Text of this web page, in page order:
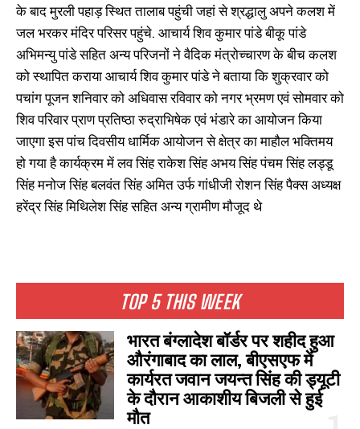
तेतरिया गांव में श्री विश्वनाथ मंदिर के
प्राण प्रतिष्ठा और रुद्र महायज्ञ को
लेकर निकाली गई भव्य कलश यात्रा
February 10, 2022
In "औरंगाबाद"
तेतरिया गांव में श्री विश्वनाथ मंदिर की
प्राण प्रतिष्ठा सह रूद्र महायज्ञ को
लेकर निकाली गई भव्य कलश यात्रा
मदनपुरप्रखंड के पिरथु पंचायत के
तेतरिया गांव में श्री विश्वनाथ मंदिर की
प्राण प्रतिष्ठा सह रूद्र महायज्ञ को
लेकर गुरुवार को श्रद्धालुओं ने भव्य
कलश शोभायात्रा निकाली. आचार्य
ब्राह्मणों ने अहले सुबह से ही विधि
विधान के साथ कलश पूजन करा कलश
यात्रा का शुभारंभ कराया. बैंड बाजे घोड़ा
ओम…
February 10, 2022
Similar post
In "औरंगाबाद"
TOP 5 THIS WEEK
भारत बंग्लादेश बॉर्डर पर शहीद हुआ
औरंगाबाद का लाल, बीएसएफ में
कार्यरत जवान जयन्त सिंह की ड्यूटी
के दौरान आकाशीय बिजली से हुई
मौत
के बाद मुरली पहाड़ स्थित तालाब पहुंची जहां से श्रद्धालु अपने कलश में
जल भरकर मंदिर परिसर पहुंचे. आचार्य शिव कुमार पांडे बीकू पांडे
अभिमन्यु पांडे सहित अन्य परिजनों ने वैदिक मंत्रोच्चारण के बीच कलश
को स्थापित कराया आचार्य शिव कुमार पांडे ने बताया कि शुक्रवार को
पचांग पूजन शनिवार को अधिवास रविवार को नगर भ्रमण एवं सोमवार को
शिव परिवार प्राण प्रतिष्ठा रुद्राभिषेक एवं भंडारे का आयोजन किया
जाएगा इस पांच दिवसीय धार्मिक आयोजन से क्षेत्र का माहौल भक्तिमय
हो गया है कार्यक्रम में लव सिंह राकेश सिंह अभय सिंह पंचम सिंह लड्डू
सिंह मनोज सिंह बलवंत सिंह अमित उर्फ गांधीजी रोशन सिंह पैक्स अध्यक्ष
हरेंद्र सिंह मिथिलेश सिंह सहित अन्य ग्रामीण मौजूद थे